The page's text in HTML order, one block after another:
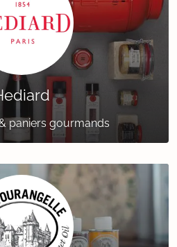
paniers gourmands